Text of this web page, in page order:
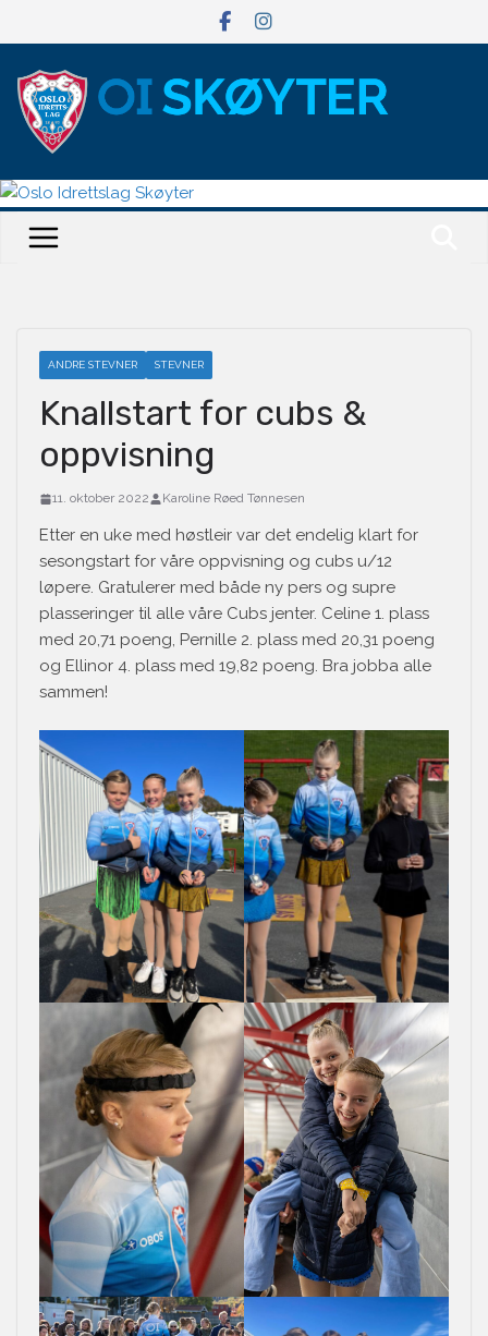
ANDRE STEVNER STEVNER
Knallstart for cubs &
oppvisning
11. oktober 2022 Karoline Røed Tønnesen
Etter en uke med høstleir var det endelig klart for
sesongstart for våre oppvisning og cubs u/12
løpere. Gratulerer med både ny pers og supre
plasseringer til alle våre Cubs jenter. Celine 1. plass
med 20,71 poeng, Pernille 2. plass med 20,31 poeng
og Ellinor 4. plass med 19,82 poeng. Bra jobba alle
sammen!